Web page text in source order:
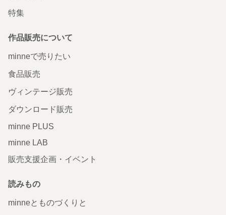
特集
作品販売について
minneで売りたい
食品販売
ヴィンテージ販売
ダウンロード販売
minne PLUS
minne LAB
販売支援企画・イベント
読みもの
minneとものづくりと